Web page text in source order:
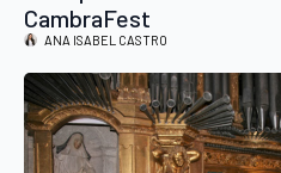
CambraFest
ANA ISABEL CASTRO